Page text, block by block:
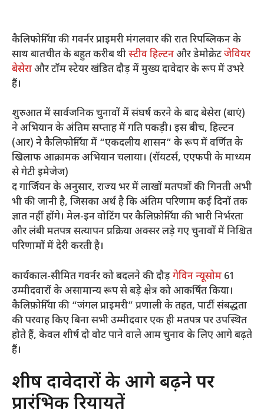
कैलिफोर्निया की गवर्नर प्राइमरी मंगलवार की रात रिपब्लिकन के
साथ बातचीत के बहुत करीब थीस्टीव हिल्टनऔर डेमोक्रेटजेवियर
बेसेराऔर टॉम स्टेयर खंडित दौड़ में मुख्य दावेदार के रूप में उभरे
हैं।
शुरुआत में सार्वजनिक चुनावों में संघर्ष करने के बाद बेसेरा (बाएं)
ने अभियान के अंतिम सप्ताह में गति पकड़ी। इस बीच, हिल्टन
(आर) ने कैलिफोर्निया में “एकदलीय शासन” के रूप में वर्णित के
खिलाफ आक्रामक अभियान चलाया। (रॉयटर्स, एएफपी के माध्यम
से गेटी इमेजेज)
द गार्जियन के अनुसार, राज्य भर में लाखों मतपत्रों की गिनती अभी
भी की जानी है, जिसका अर्थ है कि अंतिम परिणाम कई दिनों तक
ज्ञात नहीं होंगे। मेल-इन वोटिंग पर कैलिफ़ोर्निया की भारी निर्भरता
और लंबी मतपत्र सत्यापन प्रक्रिया अक्सर लड़े गए चुनावों में निश्चित
परिणामों में देरी करती है।
कार्यकाल-सीमित गवर्नर को बदलने की दौड़गेविन न्यूसोम 61
उम्मीदवारों के असामान्य रूप से बड़े क्षेत्र को आकर्षित किया।
कैलिफ़ोर्निया की “जंगल प्राइमरी” प्रणाली के तहत, पार्टी संबद्धता
की परवाह किए बिना सभी उम्मीदवार एक ही मतपत्र पर उपस्थित
होते हैं, केवल शीर्ष दो वोट पाने वाले आम चुनाव के लिए आगे बढ़ते
हैं।
शीर्ष दावेदारों के आगे बढ़ने पर
प्रारंभिक रियायतें